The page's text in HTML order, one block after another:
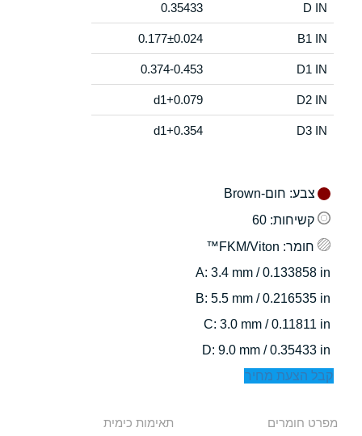
D IN
0.35433
B1 IN
0.177±0.024
D1 IN
0.374-0.453
D2 IN
d1+0.079
D3 IN
d1+0.354
צבע: חום-Brown
קשיחות: 60
חומר: FKM/Viton™
: 3.4 mm / 0.133858 in
: 5.5 mm / 0.216535 in
: 3.0 mm / 0.11811 in
: 9.0 mm / 0.35433 in
קבל הצעת מחיר
מפרט חומרים תאימות כימית